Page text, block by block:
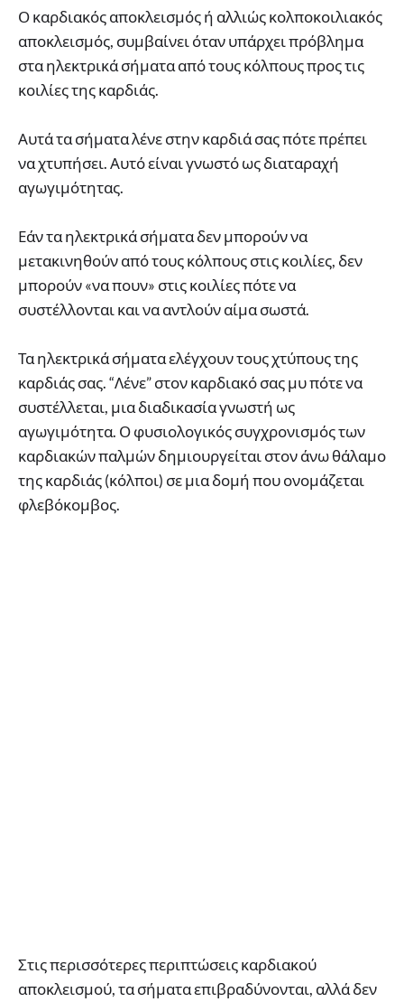
Ο καρδιακός αποκλεισμός ή αλλιώς κολποκοιλιακός
αποκλεισμός, συμβαίνει όταν υπάρχει πρόβλημα
στα ηλεκτρικά σήματα από τους κόλπους προς τις
κοιλίες της καρδιάς.
Αυτά τα σήματα λένε στην καρδιά σας πότε πρέπει
να χτυπήσει. Αυτό είναι γνωστό ως διαταραχή
αγωγιμότητας.
Εάν τα ηλεκτρικά σήματα δεν μπορούν να
μετακινηθούν από τους κόλπους στις κοιλίες, δεν
μπορούν «να πουν» στις κοιλίες πότε να
συστέλλονται και να αντλούν αίμα σωστά.
Τα ηλεκτρικά σήματα ελέγχουν τους χτύπους της
καρδιάς σας. “Λένε” στον καρδιακό σας μυ πότε να
συστέλλεται, μια διαδικασία γνωστή ως
αγωγιμότητα. Ο φυσιολογικός συγχρονισμός των
καρδιακών παλμών δημιουργείται στον άνω θάλαμο
της καρδιάς (κόλποι) σε μια δομή που ονομάζεται
φλεβόκομβος.
Στις περισσότερες περιπτώσεις καρδιακού
αποκλεισμού, τα σήματα επιβραδύνονται, αλλά δεν